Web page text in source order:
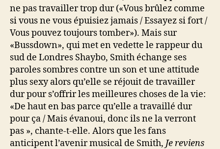
ne pas travailler trop dur («Vous brûlez comme
si vous ne vous épuisiez jamais / Essayez si fort /
Vous pouvez toujours tomber»). Mais sur
«Bussdown», qui met en vedette le rappeur du
sud de Londres Shaybo, Smith échange ses
paroles sombres contre un son et une attitude
plus sexy alors qu’elle se réjouit de travailler
dur pour s’offrir les meilleures choses de la vie:
«De haut en bas parce qu’elle a travaillé dur
pour ça / Mais évanoui, donc ils ne la verront
pas », chante-t-elle. Alors que les fans
anticipent l’avenir musical de Smith, Je reviens